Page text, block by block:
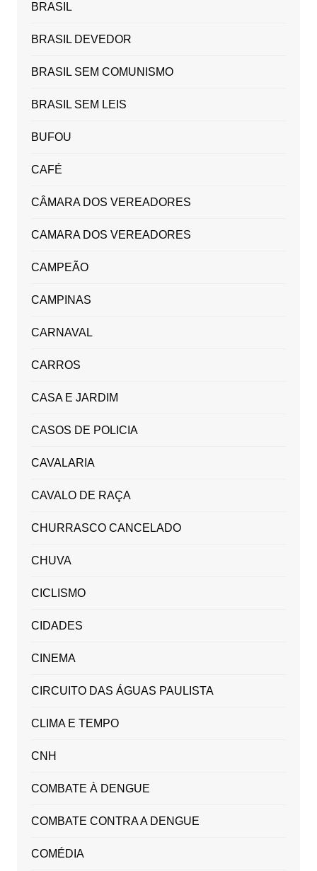
BRASIL
BRASIL DEVEDOR
BRASIL SEM COMUNISMO
BRASIL SEM LEIS
BUFOU
CAFÉ
CÂMARA DOS VEREADORES
CAMARA DOS VEREADORES
CAMPEÃO
CAMPINAS
CARNAVAL
CARROS
CASA E JARDIM
CASOS DE POLICIA
CAVALARIA
CAVALO DE RAÇA
CHURRASCO CANCELADO
CHUVA
CICLISMO
CIDADES
CINEMA
CIRCUITO DAS ÁGUAS PAULISTA
CLIMA E TEMPO
CNH
COMBATE À DENGUE
COMBATE CONTRA A DENGUE
COMÉDIA